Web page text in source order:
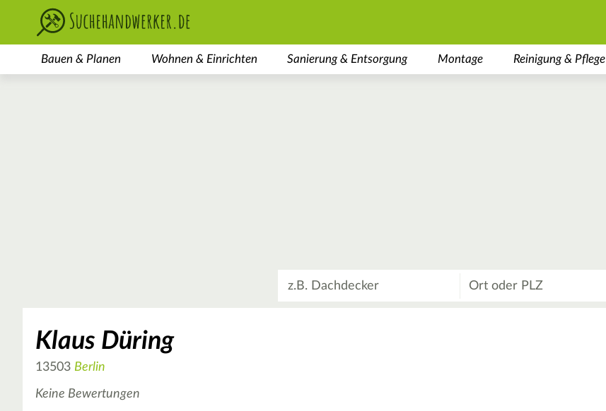
Bauen & Planen Wohnen & Einrichten Sanierung & Entsorgung Montage Reinigung & Pflege
Klaus Düring
13503 Berlin
Keine Bewertungen